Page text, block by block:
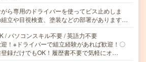
ら専用のドライバーを使ってビス止めしま
立や目視検査、塗装などの部署があります…
/ パソコンスキル不要 / 英語力不要
！※ドライバーで組立経験があれば歓迎！〇
登録だけでもOK！履歴書不要で気軽にオ…